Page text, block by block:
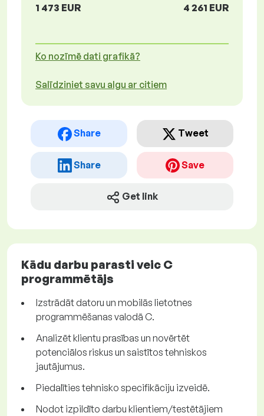
1 473 EUR
4 261 EUR
Ko nozīmē dati grafikā?
Salīdziniet savu algu ar citiem
Share Tweet
Share Save
Get link
Kādu darbu parasti veic C
programmētājs
Izstrādāt datoru un mobilās lietotnes
programmēšanas valodā C.
Analizēt klientu prasības un novērtēt
potenciālos riskus un saistītos tehniskos
jautājumus.
Piedalīties tehnisko specifikāciju izveidē.
Nodot izpildīto darbu klientiem/testētājiem